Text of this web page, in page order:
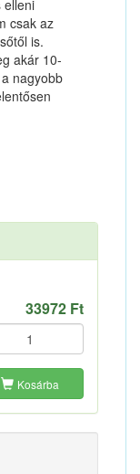
elleni
csak az
is.
akár 10-
nagyobb
33972 Ft
Kosárba